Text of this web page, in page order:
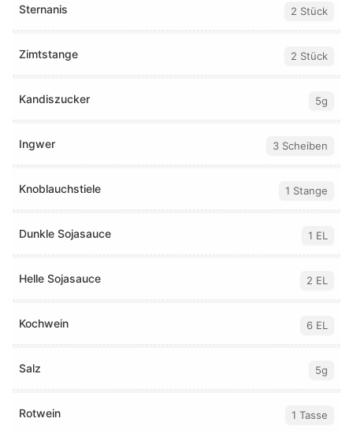
Sternanis 2 Stück
Zimtstange 2 Stück
Kandiszucker 5g
Ingwer 3 Scheiben
Knoblauchstiele 1 Stange
Dunkle Sojasauce 1 EL
Helle Sojasauce 2 EL
Kochwein 6 EL
Salz 5g
Rotwein 1 Tasse